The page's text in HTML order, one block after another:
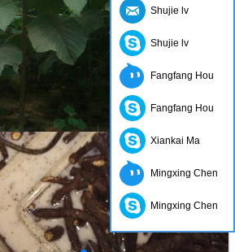
Shujie lv
Shujie lv
Fangfang Hou
Fangfang Hou
Xiankai Ma
Mingxing Chen
Mingxing Chen